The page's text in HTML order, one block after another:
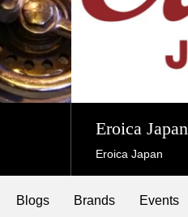
Eroica Japan
Eroica Japan
Blogs Brands Events